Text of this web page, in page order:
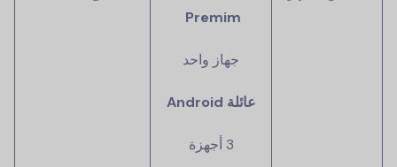
Premim
جهاز واحد
عائلة Android
3 أجهزة